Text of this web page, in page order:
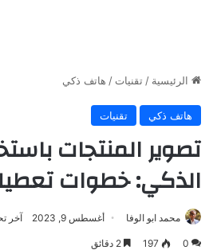
الرئيسية / تقنيات / هاتف ذكي
هاتف ذكي تقنيات
تصوير المنتجات
الذكي: خطوات
محمد ابو الوفا أغسطس 9, 2023 آخر
0
197